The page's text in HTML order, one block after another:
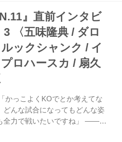
試合があってそれに向けて準備
で、そんなに影響はなかったで
込みもしてきました。 ――
ビュー戦ですが、 RIZINの印象
しょうか？ オニボウズ 出てい
がすごいですよね。ええんか
出てと思ったんですけど、そ
』直前インタビ
3 〈五味隆典 / ダロ
ックシャンク / イ
ロハースカ / 扇久
かっこよくKOでとか考えてな
どんな試合になってもどんな姿
全力で戦いたいですね」 ――コ